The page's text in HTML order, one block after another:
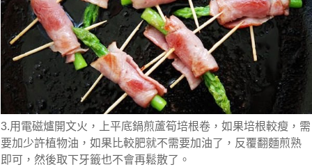
3.用電磁爐開文火，上平底鍋煎蘆筍培根卷，如果培根較瘦，需
要加少許植物油，如果比較肥就不需要加油了，反覆翻麵煎熟
即可，然後取下牙籤也不會再鬆散了。